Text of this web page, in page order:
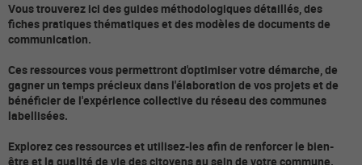
Vous trouverez ici des guides méthodologiques détaillés, des
fiches pratiques thématiques et des modèles de documents de
communication.
Ces ressources vous permettront d'optimiser votre démarche, de
gagner un temps précieux dans l'élaboration de vos projets et de
bénéficier de l'expérience collective du réseau des communes
labellisées.
Explorez ces ressources et utilisez-les afin de renforcer le bien-
être et la qualité de vie des citoyens au sein de votre commune.